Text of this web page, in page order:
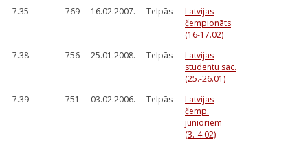
7.35
769 16.02.2007. Telpās
Latvijas
čempionāts
(16-17.02)
7.38
756 25.01.2008. Telpās
Latvijas
studentu sac.
(25.-26.01)
7.39
751 03.02.2006. Telpās
Latvijas
čemp.
junioriem
(3.-4.02)